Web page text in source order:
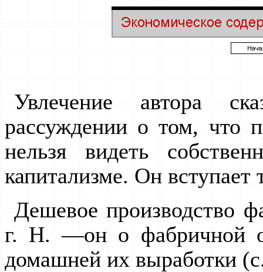
Увлечение автора
рассуждении о том, что
нельзя видеть
капитализме. Он
Дешевое производство
г. Н. —он о фабричной
домашней их выработки